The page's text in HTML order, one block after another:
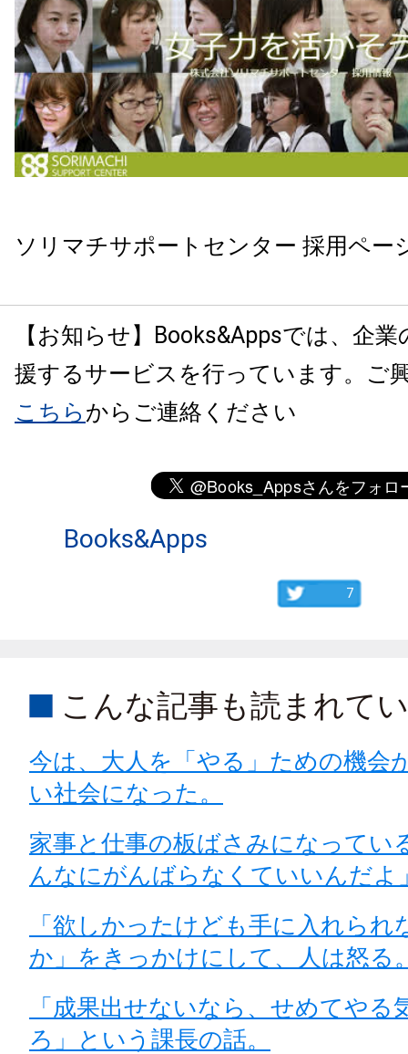
ソリマチサポートセンター 採用ペー
【お知らせ】Books&Appsでは、企
援するサービスを行っています。ご
こちら からご連絡ください
Books&Apps
7
こんな記事も読まれて
今は、大人を「やる」ための機会
い社会になった。
家事と仕事の板ばさみになってい
んなにがんばらなくていいんだよ
「欲しかったけども手に入れられ
か」をきっかけにして、人は怒る
「成果出せないなら、せめてやる
ろ」という課長の話。